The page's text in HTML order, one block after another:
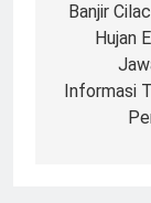
pos
Banjir
Hujan
Informasi